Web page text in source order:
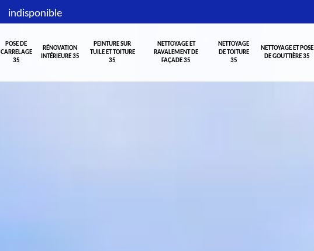
indisponible
POSE DE
CARRELAGE
35
RÉNOVATION
INTÉRIEURE 35
PEINTURE SUR
TUILE ET TOITURE
35
NETTOYAGE ET
RAVALEMENT DE
FAÇADE 35
NETTOYAGE
DE TOITURE
35
NETTOYAGE ET POSE
DE GOUTTIÈRE 35